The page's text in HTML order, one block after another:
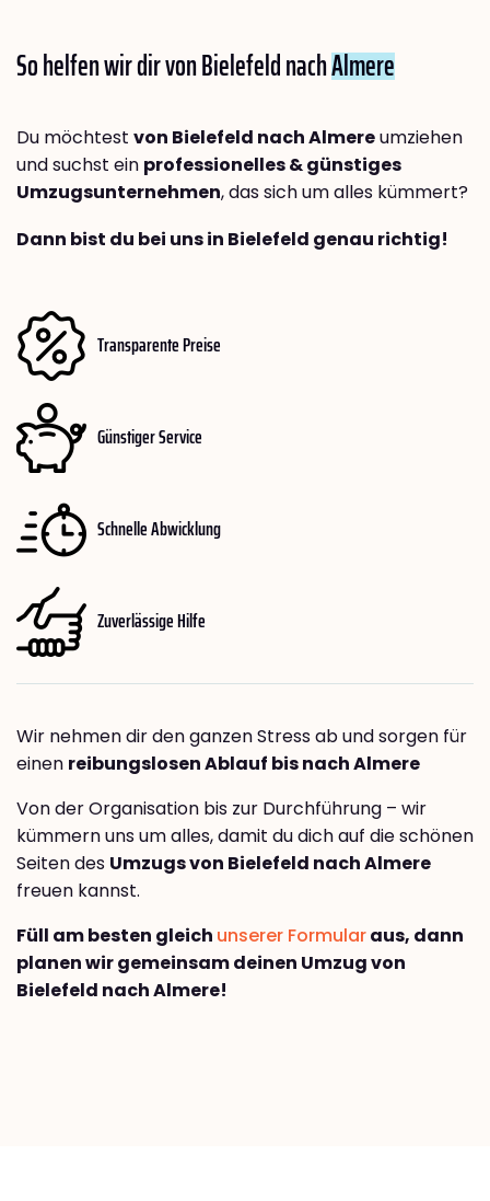
So helfen wir dir von Bielefeld nachAlmere
Du möchtest von Bielefeld nach Almereumziehen
und suchst ein professionelles & günstiges
Umzugsunternehmen, das sich um alles kümmert?
Dann bist du bei uns in Bielefeld genau richtig!
Transparente Preise
Günstiger Service
Schnelle Abwicklung
Zuverlässige Hilfe
Wir nehmen dir den ganzen Stress ab und sorgen für
einen reibungslosen Ablauf bis nach Almere
Von der Organisation bis zur Durchführung – wir
kümmern uns um alles, damit du dich auf die schönen
Seiten des Umzugs von Bielefeld nach Almere
freuen kannst.
Füll am besten gleich unserer Formularaus, dann
planen wir gemeinsam deinen Umzug von
Bielefeld nach Almere!